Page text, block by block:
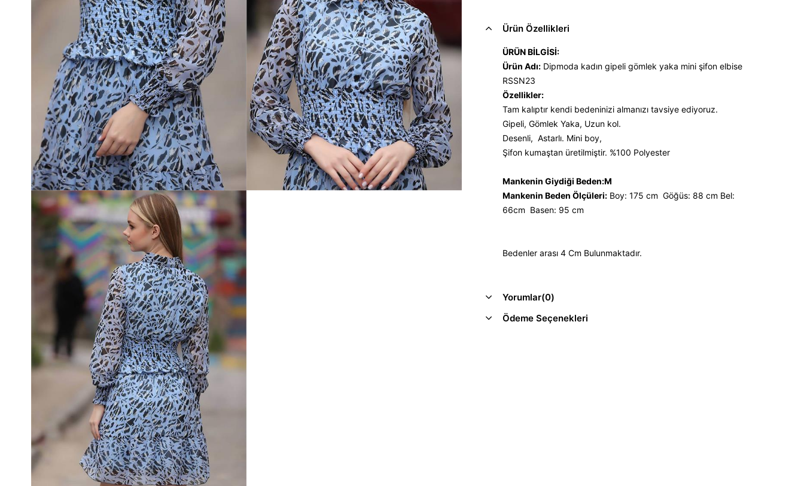
Ürün Özellikleri
ÜRÜN BİLGİSİ:
Ürün Adı: Dipmoda kadın gipeli gömlek yaka mini şifon elbise
RSSN23
Özellikler:
Tam kalıptır kendi bedeninizi almanızı tavsiye ediyoruz.
Gipeli, Gömlek Yaka, Uzun kol.
Desenli, Astarlı. Mini boy,
Şifon kumaştan üretilmiştir. %100 Polyester
Mankenin Giydiği Beden:M
Mankenin Beden Ölçüleri: Boy: 175 cm Göğüs: 88 cm Bel:
66cm Basen: 95 cm
Bedenler arası 4 Cm Bulunmaktadır.
Yorumlar(0)
Ödeme Seçenekleri